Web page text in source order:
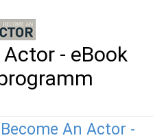
- eBook
An Actor -